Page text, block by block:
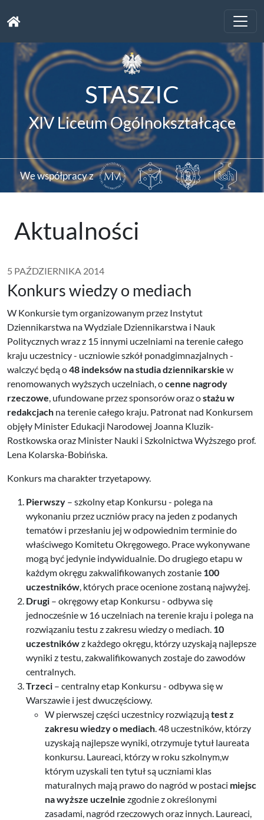
Toggle
STASZIC
XIV Liceum Ogólnokształcące
We współpracy z
Aktualności
5 PAŹDZIERNIKA 2014
Konkurs wiedzy o mediach
W Konkursie tym organizowanym przez Instytut
Dziennikarstwa na Wydziale Dziennikarstwa i Nauk
Politycznych wraz z 15 innymi uczelniami na terenie całego
kraju uczestnicy - uczniowie szkół ponadgimnazjalnych -
walczyć będą o48 indeksów na studia dziennikarskie w
renomowanych wyższych uczelniach, ocenne nagrody
rzeczowe, ufundowane przez sponsorów oraz ostażu w
redakcjach na terenie całego kraju. Patronat nad Konkursem
objęły Minister Edukacji Narodowej Joanna Kluzik-
Rostkowska oraz Minister Nauki i Szkolnictwa Wyższego prof.
Lena Kolarska-Bobińska.
Konkurs ma charakter trzyetapowy.
Pierwszy – szkolny etap Konkursu - polega na
wykonaniu przez uczniów pracy na jeden z podanych
tematów i przesłaniu jej w odpowiednim terminie do
właściwego Komitetu Okręgowego. Prace wykonywane
mogą być jedynie indywidualnie. Do drugiego etapu w
każdym okręgu zakwalifikowanych zostanie 100
uczestników, których prace ocenione zostaną najwyżej.
Drugi – okręgowy etap Konkursu - odbywa się
jednocześnie w 16 uczelniach na terenie kraju i polega na
rozwiązaniu testu z zakresu wiedzy o mediach. 10
uczestnikówz każdego okręgu, którzy uzyskają najlepsze
wyniki z testu, zakwalifikowanych zostaje do zawodów
centralnych.
Trzeci – centralny etap Konkursu - odbywa się w
Warszawie i jest dwuczęściowy.
W pierwszej części uczestnicy rozwiązujątest z
zakresu wiedzy o mediach. 48 uczestników, którzy
uzyskają najlepsze wyniki, otrzymuje tytuł laureata
konkursu. Laureaci, którzy w roku szkolnym,w
którym uzyskali ten tytuł są uczniami klas
maturalnych mają prawo do nagród w postaci miejsc
na wyższe uczelnie zgodnie z określonymi
zasadami, nagród rzeczowych oraz innych. Laureaci,